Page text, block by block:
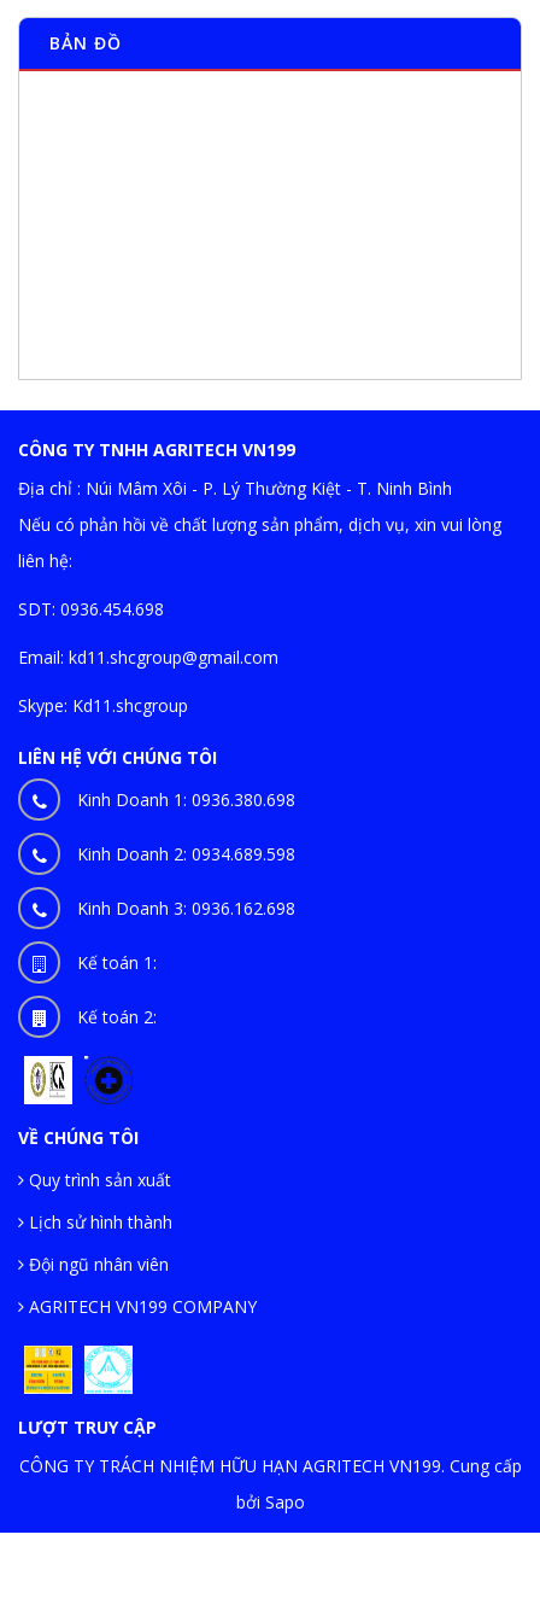
BẢN ĐỒ
CÔNG TY TNHH AGRITECH VN199
Địa chỉ : Núi Mâm Xôi - P. Lý Thường Kiệt - T. Ninh Bình
Nếu có phản hồi về chất lượng sản phẩm, dịch vụ, xin vui lòng
liên hệ:
SDT: 0936.454.698
Email: kd11.shcgroup@gmail.com
Skype: Kd11.shcgroup
LIÊN HỆ VỚI CHÚNG TÔI
Kinh Doanh 1: 0936.380.698
Kinh Doanh 2: 0934.689.598
Kinh Doanh 3: 0936.162.698
Kế toán 1:
Kế toán 2:
VỀ CHÚNG TÔI
Quy trình sản xuất
Lịch sử hình thành
Đội ngũ nhân viên
AGRITECH VN199 COMPANY
LƯỢT TRUY CẬP
CÔNG TY TRÁCH NHIỆM HỮU HẠN AGRITECH VN199. Cung cấp
bởi Sapo